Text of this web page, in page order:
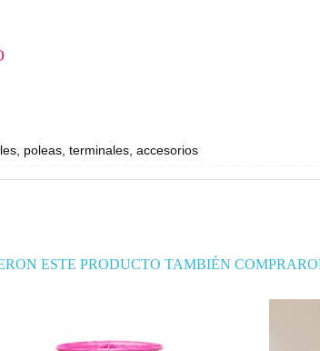
poleas, terminales, accesorios
ESTE PRODUCTO TAMBIÉN